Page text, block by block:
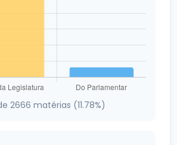
2666 matérias (11.78%)